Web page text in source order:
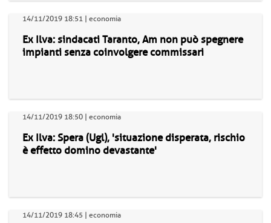
14/11/2019 18:51 | economia
Ex Ilva: sindacati Taranto, Am non può spegnere
impianti senza coinvolgere commissari
14/11/2019 18:50 | economia
Ex Ilva: Spera (Ugl), 'situazione disperata, rischio
è effetto domino devastante'
14/11/2019 18:45 | economia